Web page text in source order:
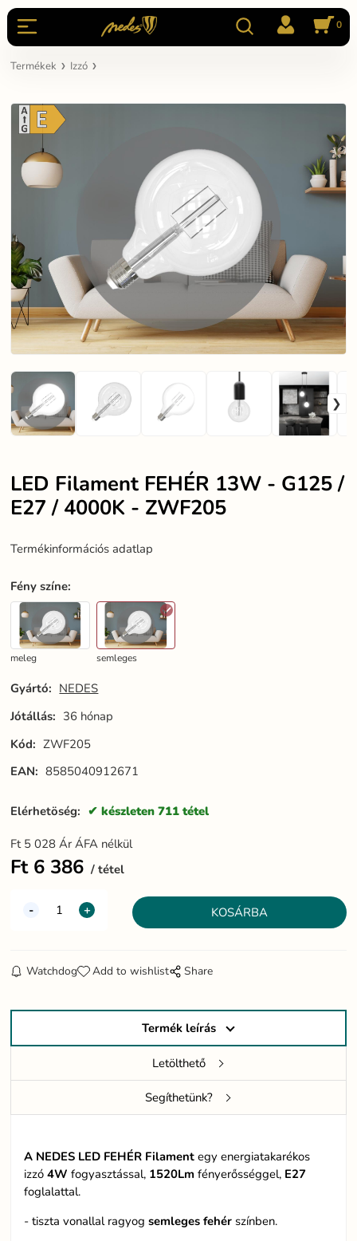
0
Termékek Izzó
LED Filament FEHÉR 13W - G125 /
E27 / 4000K - ZWF205
Termékinformációs adatlap
Fény színe:
meleg semleges
Gyártó: NEDES
Jótállás: 36 hónap
Kód: ZWF205
EAN: 8585040912671
Elérhetöség: készleten 711 tétel
Ft 5 028 Ár ÁFA nélkül
Ft 6 386 tétel
Watchdog Add to wishlist Share
Termék leírás
Letölthető
Segíthetünk?
A NEDES LED FEHÉR Filamentegy energiatakarékos
izzó4W fogyasztással, 1520Lmfényerősséggel, E27
foglalattal.
- tiszta vonallal ragyogsemleges fehér színben.